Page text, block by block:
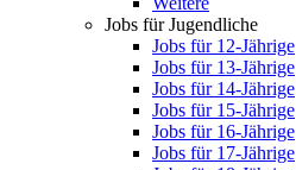
Jobs für Jugendliche
Jobs für 12-Jährige
Jobs für 13-Jährige
Jobs für 14-Jährige
Jobs für 15-Jährige
Jobs für 16-Jährige
Jobs für 17-Jährige